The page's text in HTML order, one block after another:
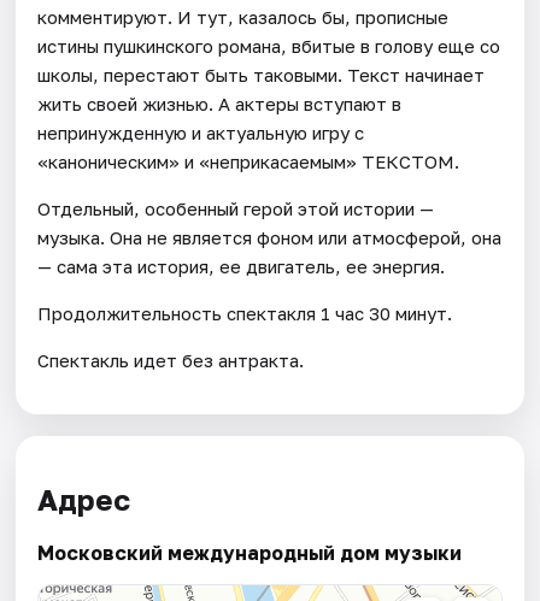
комментируют. И тут, казалось бы, прописные
истины пушкинского романа, вбитые в голову еще со
школы, перестают быть таковыми. Текст начинает
жить своей жизнью. А актеры вступают в
непринужденную и актуальную игру с
«каноническим» и «неприкасаемым» ТЕКСТОМ.
Отдельный, особенный герой этой истории —
музыка. Она не является фоном или атмосферой, она
— сама эта история, ее двигатель, ее энергия.
Продолжительность спектакля 1 час 30 минут.
Спектакль идет без антракта.
Адрес
Московский международный дом музыки